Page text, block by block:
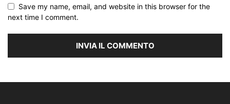
Save my name, email, and website in this browser for the
next time I comment.